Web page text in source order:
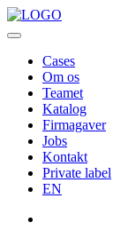
Cases
Om os
Teamet
Katalog
Firmagaver
Jobs
Kontakt
Private label
EN